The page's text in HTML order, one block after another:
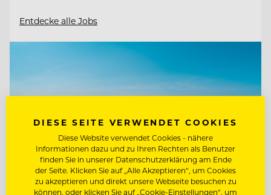
Entdecke alle Jobs
DIESE SEITE VERWENDET COOKIES
Diese Website verwendet Cookies - nähere
Informationen dazu und zu Ihren Rechten als Benutzer
finden Sie in unserer Datenschutzerklärung am Ende
der Seite. Klicken Sie auf „Alle Akzeptieren“, um Cookies
zu akzeptieren und direkt unsere Webseite besuchen zu
können, oder klicken Sie auf „Cookie-Einstellungen“, um